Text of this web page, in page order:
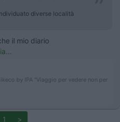
diverse località
il mio diario
by IPA "Viaggio per vedere non per
1 >